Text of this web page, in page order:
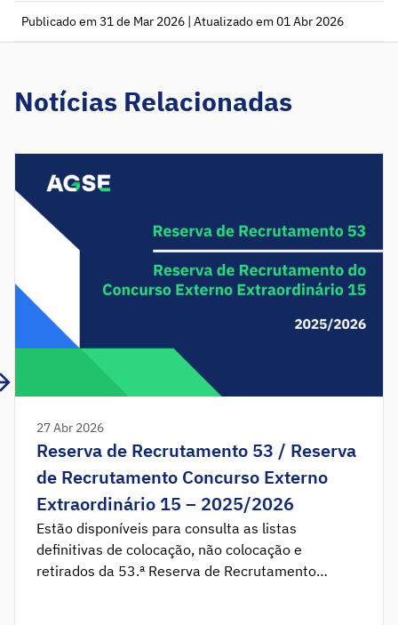
Publicado em 31 de Mar 2026 | Atualizado em 01 Abr 2026
Notícias Relacionadas
27 Abr 2026
Reserva de Recrutamento 53 / Reserva
de Recrutamento Concurso Externo
Extraordinário 15 – 2025/2026
Estão disponíveis para consulta as listas
definitivas de colocação, não colocação e
retirados da 53.ª Reserva de Recrutamento